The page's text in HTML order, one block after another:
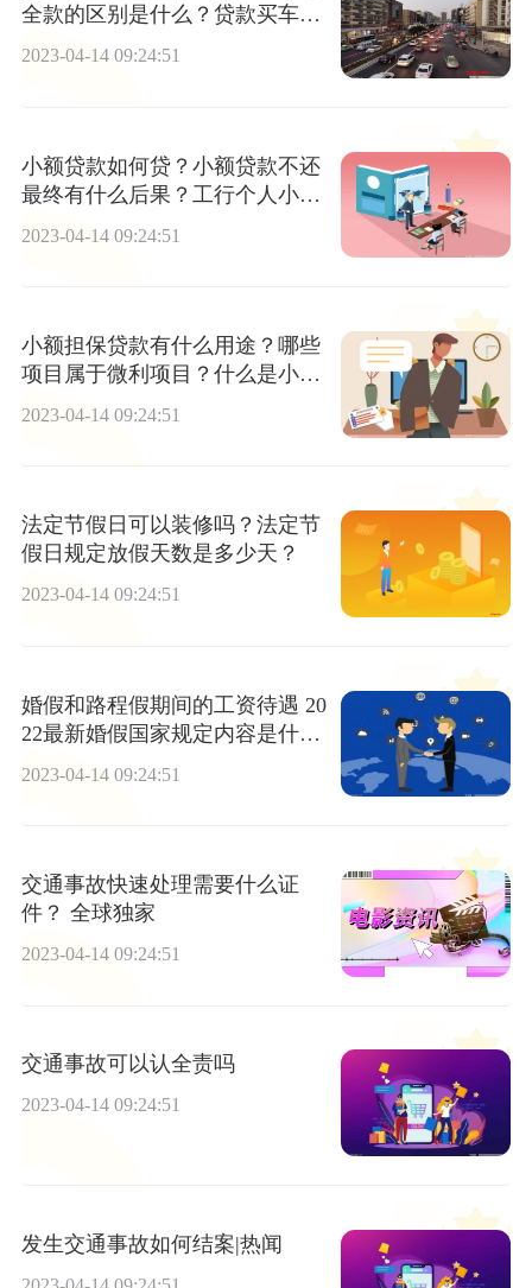
全款的区别是什么？贷款买车手
续费一般是多少？
2023-04-14 09:24:51
小额贷款如何贷？小额贷款不还
最终有什么后果？工行个人小额
2023-04-14 09:24:51
小额担保贷款有什么用途？哪些
项目属于微利项目？什么是小额
2023-04-14 09:24:51
法定节假日可以装修吗？法定节
假日规定放假天数是多少天？
2023-04-14 09:24:51
婚假和路程假期间的工资待遇 20
22最新婚假国家规定内容是什
2023-04-14 09:24:51
交通事故快速处理需要什么证
件？ 全球独家
2023-04-14 09:24:51
交通事故可以认全责吗
2023-04-14 09:24:51
发生交通事故如何结案|热闻